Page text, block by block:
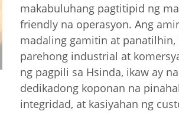
makabuluhang pagtitipid ng
friendly na operasyon. Ang
madaling gamitin at panatilhin,
parehong industrial at
ng pagpili sa Hsinda, ikaw ay
dedikadong koponan na
integridad, at kasiyahan ng